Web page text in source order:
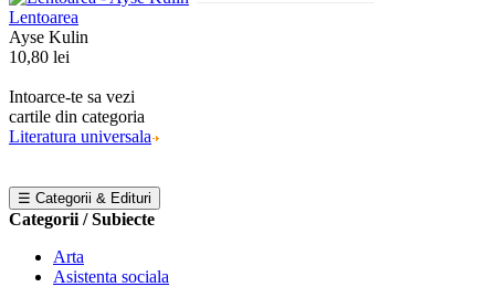
Lentoarea
Ayse Kulin
10,80 lei
Intoarce-te sa vezi
cartile din categoria
Literatura universala
☰ Categorii & Edituri
Categorii / Subiecte
Arta
Asistenta sociala